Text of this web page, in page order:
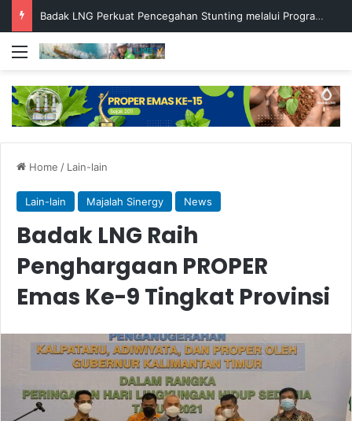
Badak LNG Perkuat Pencegahan Stunting melalui Program Akar Ranting
Menu
Home / Lain-lain
Lain-lain Majalah Sinergy News
Badak LNG Raih
Penghargaan PROPER
Emas Ke-9 Tingkat Provinsi